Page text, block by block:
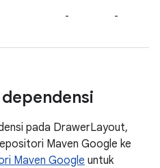
- -
pada DrawerLayout,
Maven Google ke
Maven Google untuk